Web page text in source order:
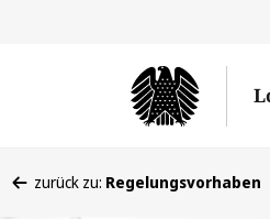
befinden
zurück zu: Regelungsvorhaben